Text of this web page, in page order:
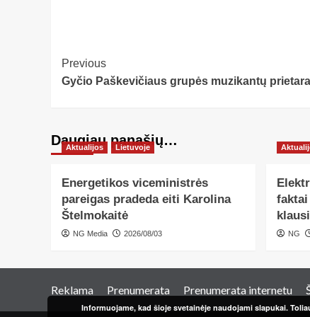
Post
Navigation
Previous
Gyčio Paškevičiaus grupės muzikantų
Daugiau panašių…
Aktualijos Lietuvoje
Energetikos viceministrės
pareigas pradeda eiti Karolina
Štelmokaitė
NG Media 2026/08/03 NG
Reklama Prenumerata Prenumerata internetu
Informuojame, kad šioje svetainėje naudojami slapukai.